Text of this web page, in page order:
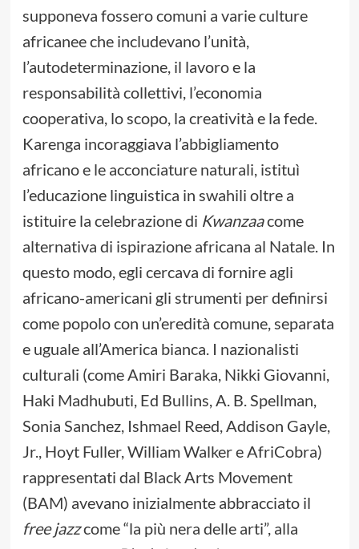
supponeva fossero comuni a varie culture
africanee che includevano l’unità,
l’autodeterminazione, il lavoro e la
responsabilità collettivi, l’economia
cooperativa, lo scopo, la creatività e la fede.
Karenga incoraggiava l’abbigliamento
africano e le acconciature naturali, istituì
l’educazione linguistica in swahili oltre a
istituire la celebrazione di Kwanzaacome
alternativa di ispirazione africana al Natale. In
questo modo, egli cercava di fornire agli
africano-americani gli strumenti per definirsi
come popolo con un’eredità comune, separata
e uguale all’America bianca. I nazionalisti
culturali (come Amiri Baraka, Nikki Giovanni,
Haki Madhubuti, Ed Bullins, A. B. Spellman,
Sonia Sanchez, Ishmael Reed, Addison Gayle,
Jr., Hoyt Fuller, William Walker e AfriCobra)
rappresentati dal Black Arts Movement
(BAM) avevano inizialmente abbracciato il
free jazzcome “la più nera delle arti”, alla